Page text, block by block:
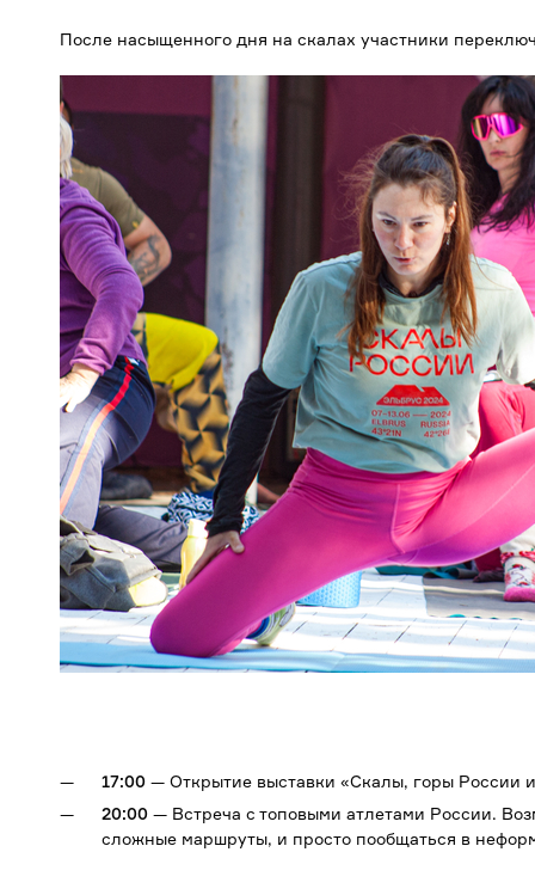
После насыщенного дня на скалах участники
17:00 — Открытие выставки «Скалы, горы России
20:00 — Встреча с топовыми атлетами России.
сложные маршруты, и просто пообщаться в